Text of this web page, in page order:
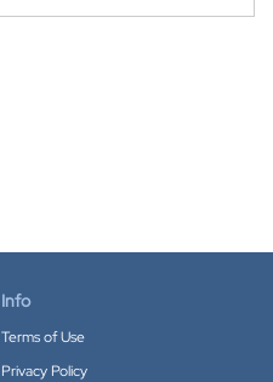
Info
Terms of Use
Privacy Policy